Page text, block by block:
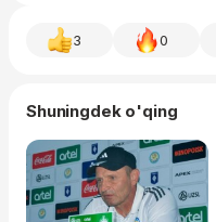
3 0
Shuningdek o'qing